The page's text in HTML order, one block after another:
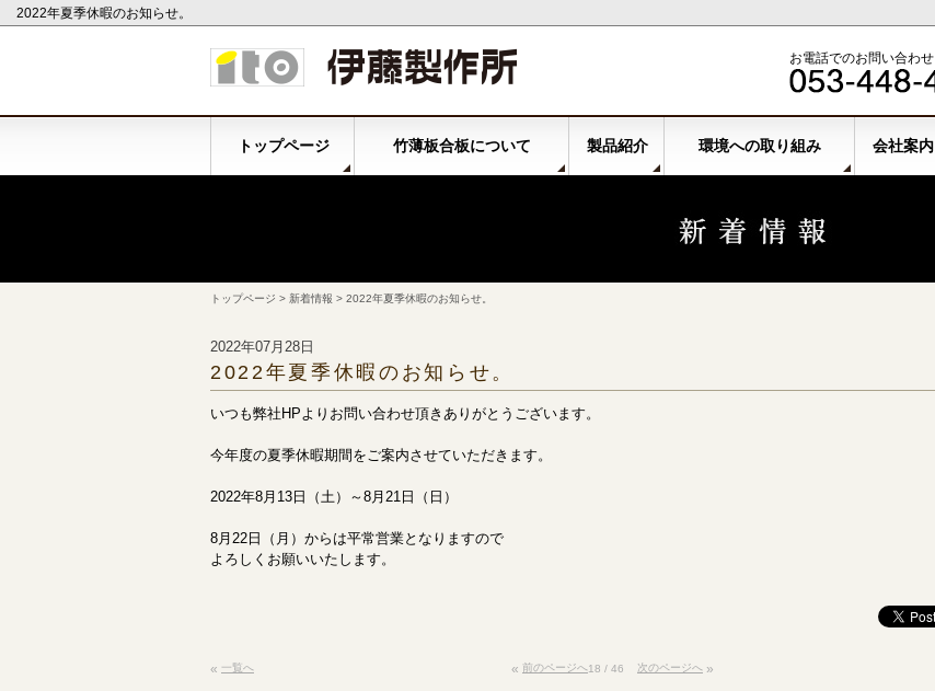
2022年夏季休暇のお知らせ。
お電話でのお問い合わせ
トップページ 竹薄板合板について 製品紹介 環境への取り組み 会社案内
トップページ > 新着情報 > 2022年夏季休暇のお知らせ。
2022年07月28日
2022年夏季休暇のお知らせ。
いつも弊社HPよりお問い合わせ頂きありがとうございます。
今年度の夏季休暇期間をご案内させていただきます。
2022年8月13日（土）～8月21日（日）
8月22日（月）からは平常営業となりますので
よろしくお願いいたします。
« 一覧へ « 前のページへ18 / 46 次のページへ »